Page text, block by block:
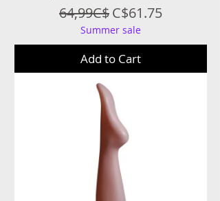
Regular Price
64,99C$Sale Price
C$61.75
Summer sale
Add to Cart